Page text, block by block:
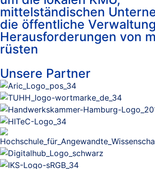
mittelständischen
die öffentliche
Herausforderungen von
rüsten
Unsere Partner